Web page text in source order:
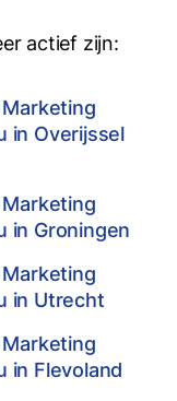
actief zijn:
in Overijssel
in Groningen
in Utrecht
in Flevoland